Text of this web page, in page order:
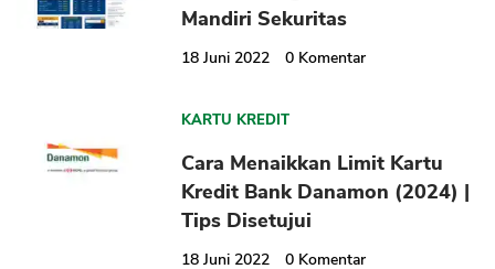
Mandiri Sekuritas
18 Juni 2022 0 Komentar
KARTU KREDIT
Cara Menaikkan Limit Kartu
Kredit Bank Danamon (2024) |
Tips Disetujui
18 Juni 2022 0 Komentar